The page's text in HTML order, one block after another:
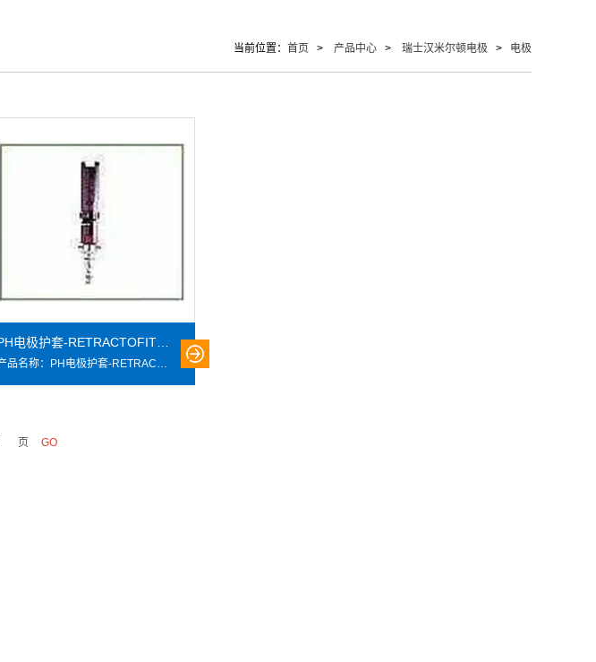
当前位置： 首页 > 产品中心 > 瑞士汉米尔顿电极 > 电极
产品名称：PH电极护套-RETRACTOFIT产品说明：适合于生化、制药工程适用途中不需中断并能即时进行检查、洗净、替换电极
页